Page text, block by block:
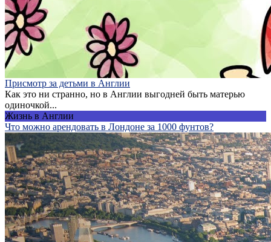
Присмотр за детьми в Англии
Как это ни странно, но в Англии выгодней быть матерью
одиночкой...
Жизнь в Англии
Что можно арендовать в Лондоне за 1000 фунтов?